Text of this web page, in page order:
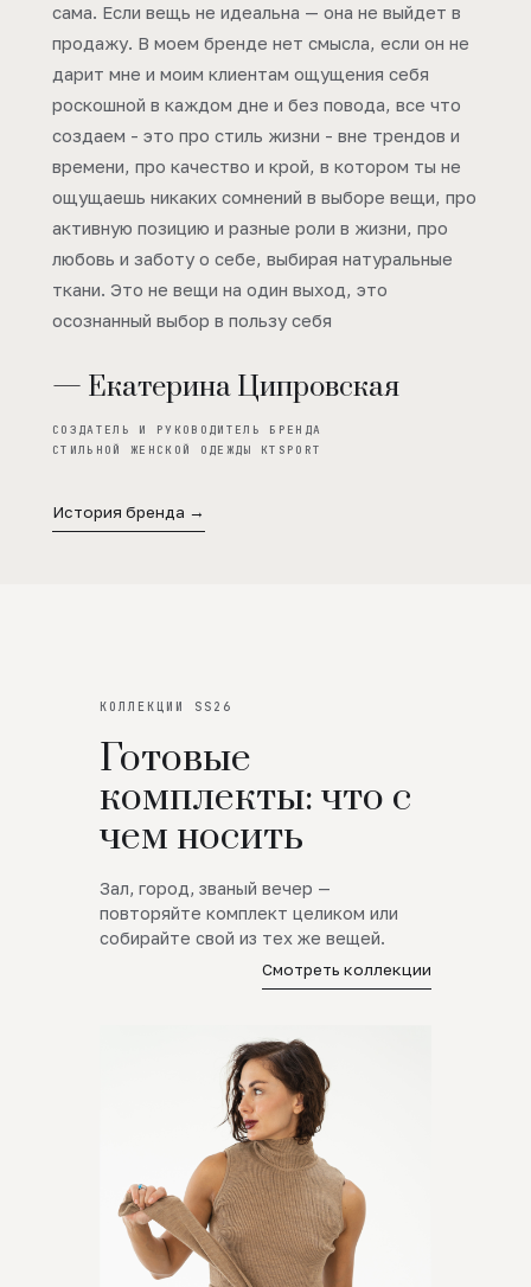
сама. Если вещь не идеальна — она не выйдет в
продажу. В моем бренде нет смысла, если он не
дарит мне и моим клиентам ощущения себя
роскошной в каждом дне и без повода, все что
создаем - это про стиль жизни - вне трендов и
времени, про качество и крой, в котором ты не
ощущаешь никаких сомнений в выборе вещи, про
активную позицию и разные роли в жизни, про
любовь и заботу о себе, выбирая натуральные
ткани. Это не вещи на один выход, это
осознанный выбор в пользу себя
— Екатерина Ципровская
СОЗДАТЕЛЬ И РУКОВОДИТЕЛЬ БРЕНДА
СТИЛЬНОЙ ЖЕНСКОЙ ОДЕЖДЫ KTSPORT
История бренда →
КОЛЛЕКЦИИ SS26
Готовые
комплекты: что с
чем носить
Зал, город, званый вечер —
повторяйте комплект целиком или
собирайте свой из тех же вещей.
Смотреть коллекции